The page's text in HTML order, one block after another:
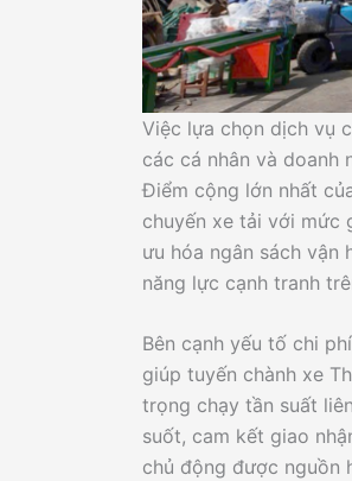
Việc lựa chọn dịch vụ
các cá nhân và doanh
Điểm cộng lớn nhất
chuyến xe tải với mức
ưu hóa ngân sách vận
năng lực cạnh tranh
Bên cạnh yếu tố chi
giúp tuyến chành xe
trọng chạy tần suất
suốt, cam kết giao
chủ động được nguồn